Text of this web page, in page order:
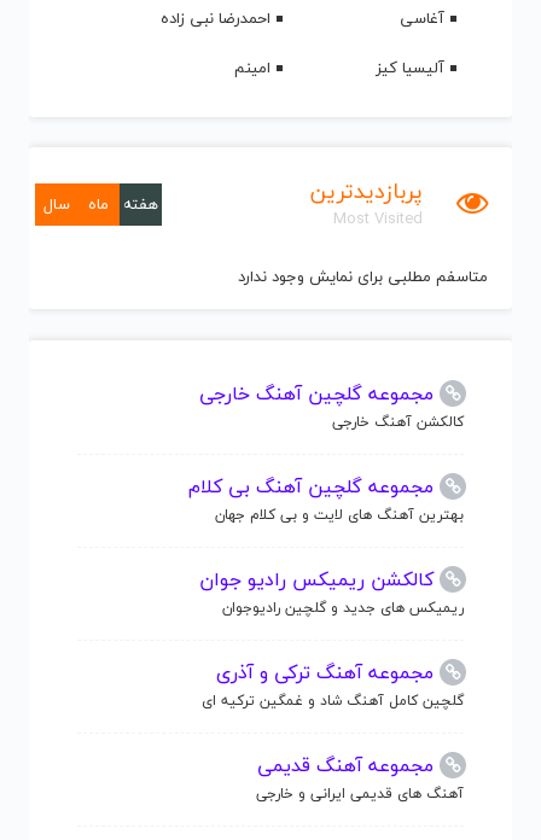
آغاسی
احمدرضا نبی زاده
آلیسیا کیز
امینم
پربازدیدترین
Most Visited
هفته ماه سال
متاسفم مطلبی برای نمایش وجود ندارد
مجموعه گلچین آهنگ خارجی
کالکشن آهنگ خارجی
مجموعه گلچین آهنگ بی کلام
بهترین آهنگ های لایت و بی کلام جهان
کالکشن ریمیکس رادیو جوان
ریمیکس های جدید و گلچین رادیوجوان
مجموعه آهنگ ترکی و آذری
گلچین کامل آهنگ شاد و غمگین ترکیه ای
مجموعه آهنگ قدیمی
آهنگ های قدیمی ایرانی و خارجی